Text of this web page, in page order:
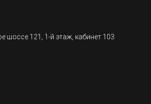
шоссе 121, 1-й этаж, кабинет 103